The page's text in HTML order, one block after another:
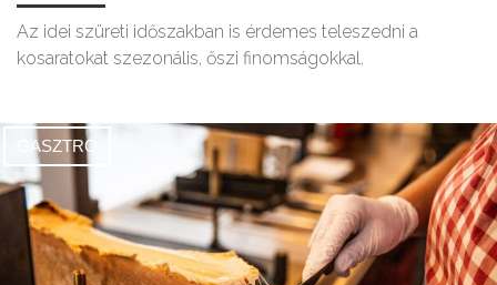
Az idei szüreti időszakban is érdemes teleszedni a
kosaratokat szezonális, őszi finomságokkal.
GASZTRO